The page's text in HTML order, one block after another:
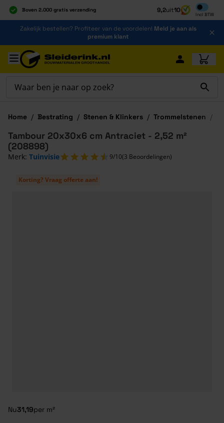
Boven 2.000 gratis verzending
Al 40 jaar dé specialist
Alles onder één dak
9,2uit10
Incl BTW
Inclusief
Ga naar de inhoud
Zakelijk bestellen? Profiteer van de voordelen! Meld je aan als
premium klant
Ga naar hoofdinhoud
Home / Bestrating / Stenen & Klinkers / Trommelstenen /
Korting? Vraag offerte aan!
Nu31,19per m²
Tambour 20x30x6 cm Antraciet - 2,52 m²
(208898)
Merk: Tuinvisie 9/10(3 Beoordelingen)